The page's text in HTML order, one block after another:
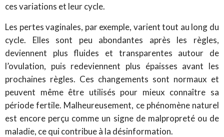
ces variations et leur cycle.
Les pertes vaginales, par exemple, varient tout au long du
cycle. Elles sont peu abondantes après les règles,
deviennent plus fluides et transparentes autour de
l’ovulation, puis redeviennent plus épaisses avant les
prochaines règles. Ces changements sont normaux et
peuvent même être utilisés pour mieux connaître sa
période fertile. Malheureusement, ce phénomène naturel
est encore perçu comme un signe de malpropreté ou de
maladie, ce qui contribue à la désinformation.